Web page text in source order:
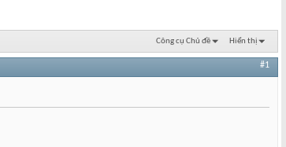
Công cụ Chủ đề Hiển thị
#1